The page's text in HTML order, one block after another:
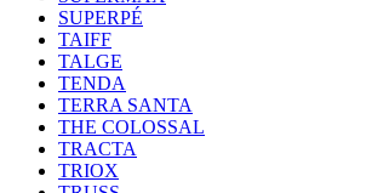
SUPERPÉ
TAIFF
TALGE
TENDA
TERRA SANTA
THE COLOSSAL
TRACTA
TRIOX